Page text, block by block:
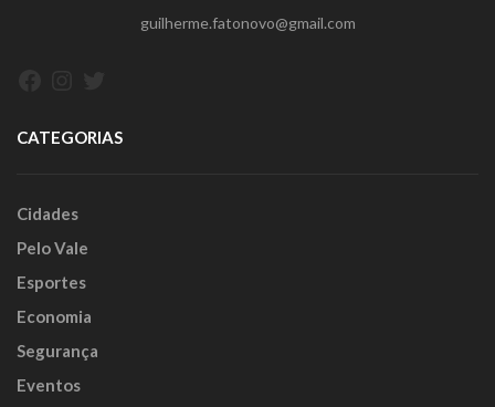
guilherme.fatonovo@gmail.com
CATEGORIAS
Cidades
Pelo Vale
Esportes
Economia
Segurança
Eventos